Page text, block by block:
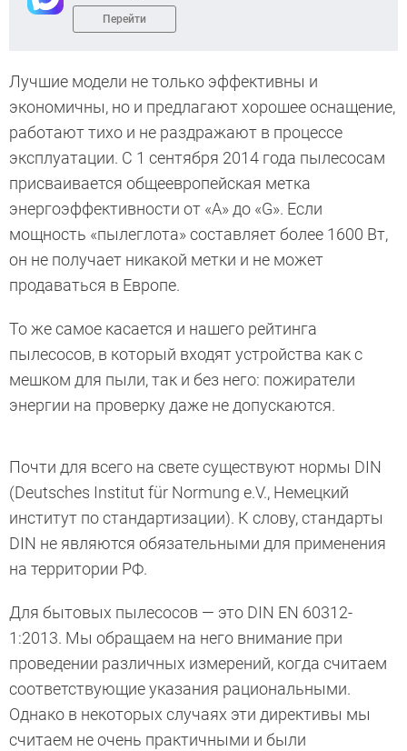
Перейти
Лучшие модели не только эффективны и
экономичны, но и предлагают хорошее оснащение,
работают тихо и не раздражают в процессе
эксплуатации. С 1 сентября 2014 года пылесосам
присваивается общеевропейская метка
энергоэффективности от «А» до «G». Если
мощность «пылеглота» составляет более 1600 Вт,
он не получает никакой метки и не может
продаваться в Европе.
То же самое касается и нашего рейтинга
пылесосов, в который входят устройства как с
мешком для пыли, так и без него: пожиратели
энергии на проверку даже не допускаются.
Почти для всего на свете существуют нормы DIN
(Deutsches Institut für Normung e.V., Немецкий
институт по стандартизации). К слову, стандарты
DIN не являются обязательными для применения
на территории РФ.
Для бытовых пылесосов — это DIN EN 60312-
1:2013. Мы обращаем на него внимание при
проведении различных измерений, когда считаем
соответствующие указания рациональными.
Однако в некоторых случаях эти директивы мы
считаем не очень практичными и были